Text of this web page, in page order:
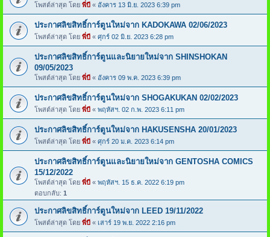
โพสต์ล่าสุด โดย พี่บี « อังคาร 13 มิ.ย. 2023 6:39 pm
ประกาศลิขสิทธิ์การ์ตูนใหม่จาก KADOKAWA 02/06/2023
โพสต์ล่าสุด โดย พี่บี « ศุกร์ 02 มิ.ย. 2023 6:28 pm
ประกาศลิขสิทธิ์การ์ตูนและนิยายใหม่จาก SHINSHOKAN
09/05/2023
โพสต์ล่าสุด โดย พี่บี « อังคาร 09 พ.ค. 2023 6:39 pm
ประกาศลิขสิทธิ์การ์ตูนใหม่จาก SHOGAKUKAN 02/02/2023
โพสต์ล่าสุด โดย พี่บี « พฤหัสฯ. 02 ก.พ. 2023 6:11 pm
ประกาศลิขสิทธิ์การ์ตูนใหม่จาก HAKUSENSHA 20/01/2023
โพสต์ล่าสุด โดย พี่บี « ศุกร์ 20 ม.ค. 2023 6:14 pm
ประกาศลิขสิทธิ์การ์ตูนและนิยายใหม่จาก GENTOSHA COMICS
15/12/2022
โพสต์ล่าสุด โดย พี่บี « พฤหัสฯ. 15 ธ.ค. 2022 6:19 pm
ตอบกลับ: 1
ประกาศลิขสิทธิ์การ์ตูนใหม่จาก LEED 19/11/2022
โพสต์ล่าสุด โดย พี่บี « เสาร์ 19 พ.ย. 2022 2:16 pm